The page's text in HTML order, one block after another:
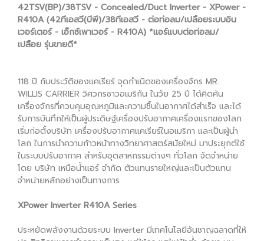
42TSV(BP)/38TSV - Concealed/Duct Inverter - XPower -
R410A (42ทีเอสวี(บีพี)/38ทีเอสวี - ต่อท่อลม/เปลือยระบบอิน
เวอร์เตอร์ - เอ็กซ์เพาเวอร์ - R410A) *แอร์แบบต่อท่อลม/
เปลือย รุ่นขายดี*
118 ปี กับประวัติของแคเรียร์ จุดกำเนิดของเครื่องจักร MR.
WILLIS CARRIER วิศวกรชาวอเมริกัน ในวัย 25 ปี ได้คิดค้น
เครื่องจักรที่ควบคุมอุณหภูมิและความชื้นในอากาศได้สำเร็จ และได้
รับการบันทึกให้เป็นผู้ประดิษฐ์เครื่องปรับอากาศเครื่องแรกของโลก
เริ่มก่อตั้งบริษัท เครื่องปรับอากาศแคเรียร์ในอเมริกา และเป็นผู้นำ
โลก ในการนำความก้าวหน้าทางวิทยาศาสตร์สมัยใหม่ มาประยุกต์ใช้
ในระบบปรับอากาศ สำหรับอุตสาหกรรมต่างๆ ทั่วโลก จัดจำหน่าย
โดย บริษัท เหนือน้ำแอร์ จำกัด ตัวแทนรายใหญ่และเป็นตัวแทน
จำหน่ายหลักอย่างเป็นทางการ
XPower Inverter R410A Series
ประหยัดพลังงานด้วยระบบ Inverter มีเทคโนโลยีอันชาญฉลาดที่ให้